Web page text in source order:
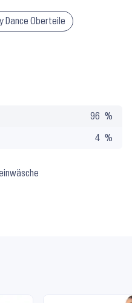
Dance Oberteile
96
4